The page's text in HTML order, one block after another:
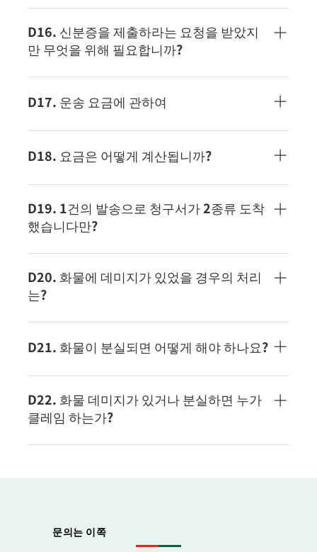
현지에서 발생한 수입세는 수취인님 지불이 됩니다.
배송을 완료하려면 수입세를 납세해야 하며 수입세
를 지불할 수 없는 경우 배송을 보류할 수 있습니다.
니다.
D16. 신분증을 제출하라는 요청을 받았지
만 무엇을 위해 필요합니까?
목적지 국가의 통관 규칙에 따라 수입 통관의 필수 정
보로 ID 및 여권과 같은 신분증 정보가 요구될 수 있
습니다. 신분증 정보가 필요한 경우는, ECMS로부터
수취인님에게 연락하겠습니다.
D17. 운송 요금에 관하여
당사 홈페이지의 요금표 페이지 혹은 「 MY ECMS+
」에서 확인하실 수 있습니다. 계약 하주님의 경우는
계약 요금이 적용됩니다.
D18. 요금은 어떻게 계산됩니까?
수하물의 실제 중량 또는 용적 중량 중 큰 것이 청구
중량으로 적용됩니다. 용적 중량은 이하의 계산 방법
으로 산출합니다.용적 중량: 세로(cm) x 가로(cm) x
는 ㎏로 하고, 소수점 이하는 0.5kg 단위로 앞당겨집
니다. 예) 실중량 10kg, 사이즈 50cm x 50cm x 50cm
용적 중량: (50 x 50 x 50) / 6,000 = 20.83kg ≒ 21kg
청구 중량: 21.0kg※그 외, 서차지나 특별 요금이 추
가되는 경우가 있습니다.
D19. 1건의 발송으로 청구서가 2종류 도착
했습니다만?
법인 계약 고객은 발송국에서 현지 수입세를 지불할
수도 있습니다. 이 경우 운송 비용과 별도로 현지 수
입세 청구서가 발행될 수 있습니다.
D20. 화물에 데미지가 있었을 경우의 처리
는?
당사 고객 서비스 에 문의하십시오. 급한 경우는 전화
(03-3527-3430)로 연락해 주십시오.
D21. 화물이 분실되면 어떻게 해야 하나요?
당사 고객 서비스 에 문의하십시오. 급한 경우는 전화
(03-3527-3430)로 연락해 주십시오.
D22. 화물 데미지가 있거나 분실하면 누가
클레임 하는가?
발송된 쪽(하송인님)으로부터만 받고 있습니다. 당사
주십시오. 또한, 데미지의 확인을 위해, 파손의 상황
문의는 이쪽